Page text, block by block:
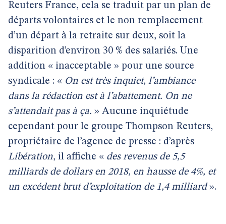
Reuters France, cela se traduit par un plan de
départs volontaires et le non remplacement
d’un départ à la retraite sur deux, soit la
disparition d’environ 30 % des salariés. Une
addition « inacceptable » pour une source
syndicale : « On est très inquiet, l’ambiance
dans la rédaction est à l’abattement. On ne
s’attendait pas à ça. » Aucune inquiétude
cependant pour le groupe Thompson Reuters,
propriétaire de l’agence de presse : d’après
Libération, il affiche « des revenus de 5,5
milliards de dollars en 2018, en hausse de 4%, et
un excédent brut d’exploitation de 1,4 milliard».